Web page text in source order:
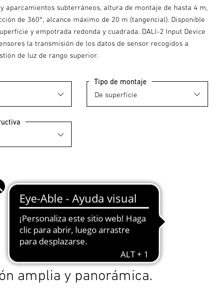
aparcamientos subterráneos, altura de montaje de hasta 4 m,
de 360°, alcance máximo de 20 m (tangencial). Disponible
y empotrada redonda y cuadrada. DALI-2 Input Device
la transmisión de los datos de sensor recogidos a
de luz de rango superior.
Tipo de montaje
Negro
amplia y panorámica.